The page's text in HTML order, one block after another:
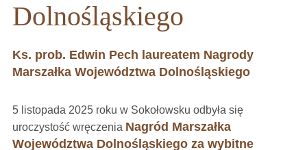
Dolnośląskiego
Ks. prob. Edwin Pech laureatem Nagrody
Marszałka Województwa Dolnośląskiego
5 listopada 2025 roku w Sokołowsku odbyła się
uroczystość wręczenia Nagród Marszałka
Województwa Dolnośląskiego za wybitne